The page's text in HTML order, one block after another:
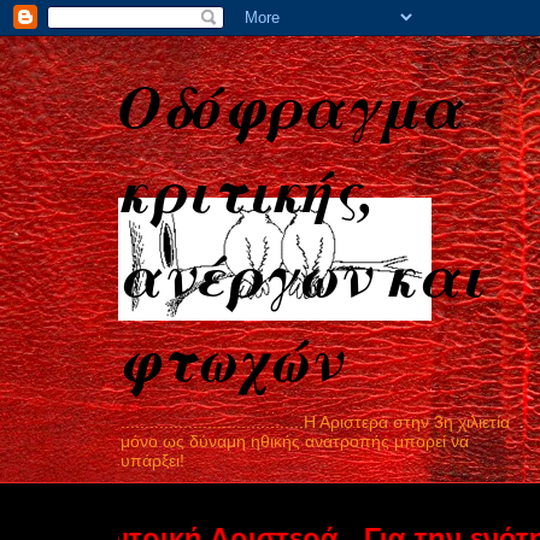
Οδόφραγμα
κριτικής,
ανέργων και
φτωχών
......................................Η Αριστερά στην 3η χιλιετία
μόνο ως δύναμη ηθικής ανατροπής μπορεί να
υπάρξει!